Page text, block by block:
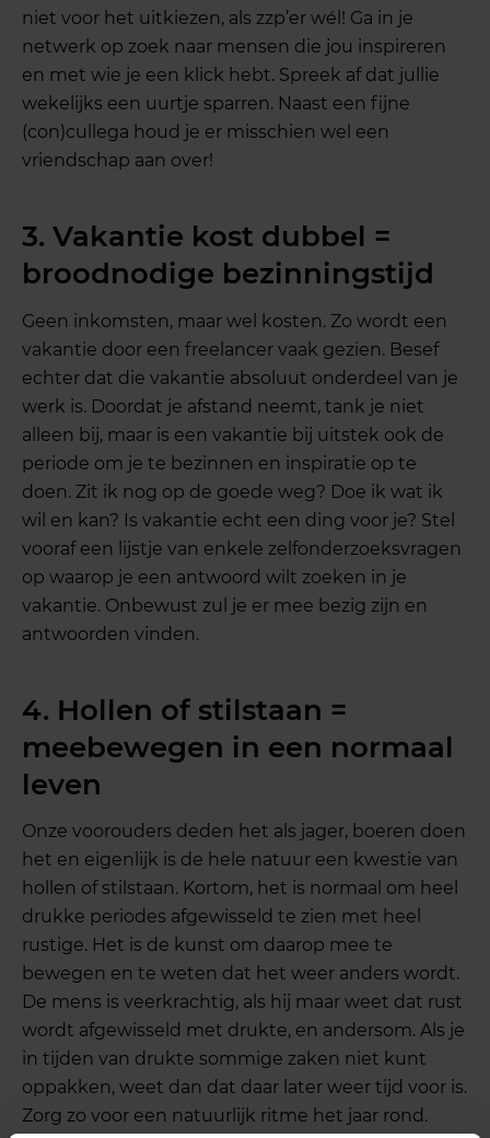
niet voor het uitkiezen, als zzp’er wél! Ga in je
netwerk op zoek naar mensen die jou inspireren
en met wie je een klick hebt. Spreek af dat jullie
wekelijks een uurtje sparren. Naast een fijne
(con)cullega houd je er misschien wel een
vriendschap aan over!
3. Vakantie kost dubbel =
broodnodige bezinningstijd
Geen inkomsten, maar wel kosten. Zo wordt een
vakantie door een freelancer vaak gezien. Besef
echter dat die vakantie absoluut onderdeel van je
werk is. Doordat je afstand neemt, tank je niet
alleen bij, maar is een vakantie bij uitstek ook de
periode om je te bezinnen en inspiratie op te
doen. Zit ik nog op de goede weg? Doe ik wat ik
wil en kan? Is vakantie echt een ding voor je? Stel
vooraf een lijstje van enkele zelfonderzoeksvragen
op waarop je een antwoord wilt zoeken in je
vakantie. Onbewust zul je er mee bezig zijn en
antwoorden vinden.
4. Hollen of stilstaan =
meebewegen in een normaal
leven
Onze voorouders deden het als jager, boeren doen
het en eigenlijk is de hele natuur een kwestie van
hollen of stilstaan. Kortom, het is normaal om heel
drukke periodes afgewisseld te zien met heel
rustige. Het is de kunst om daarop mee te
bewegen en te weten dat het weer anders wordt.
De mens is veerkrachtig, als hij maar weet dat rust
wordt afgewisseld met drukte, en andersom. Als je
in tijden van drukte sommige zaken niet kunt
oppakken, weet dan dat daar later weer tijd voor is.
Zorg zo voor een natuurlijk ritme het jaar rond.